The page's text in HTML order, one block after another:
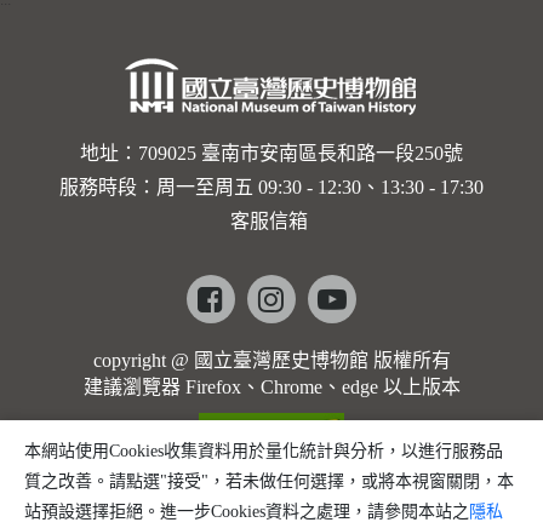
勒大地之
歌]【對
世界與生
命的依戀
馬勒大地
之歌】
地址：709025 臺南市安南區長和路一段250號
服務時段：周一至周五 09:30 - 12:30、13:30 - 17:30
客服信箱
Facebookinstagramyoutube
copyright @ 國立臺灣歷史博物館 版權所有
建議瀏覽器 Firefox、Chrome、edge 以上版本
本網站使用Cookies收集資料用於量化統計與分析，以進行服務品
質之改善。請點選"接受"，若未做任何選擇，或將本視窗關閉，本
站預設選擇拒絕。進一步Cookies資料之處理，請參閱本站之 隱私